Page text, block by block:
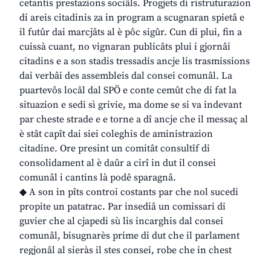
cetantis prestazions sociâls. Progjets di ristruturazion
di areis citadinis za in program a scugnaran spietâ e
il futûr dai marcjâts al è pôc sigûr. Cun di plui, fin a
cuissà cuant, no vignaran publicâts plui i gjornâi
citadins e a son stadis tressadis ancje lis trasmissions
dai verbâi des assembleis dal consei comunâl. La
puartevôs locâl dal SPÖ e conte cemût che di fat la
situazion e sedi sì grivie, ma dome se si va indevant
par cheste strade e e torne a dî ancje che il messaç al
è stât capît dai siei coleghis de aministrazion
citadine. Ore presint un comitât consultîf di
consolidament al è daûr a cirî in dut il consei
comunâl i cantins là podê sparagnâ.
◆ A son in pîts controi costants par che nol sucedi
propite un patatrac. Par insediâ un comissari di
guvier che al cjapedi sù lis incarghis dal consei
comunâl, bisugnarès prime di dut che il parlament
regjonâl al sieràs il stes consei, robe che in chest